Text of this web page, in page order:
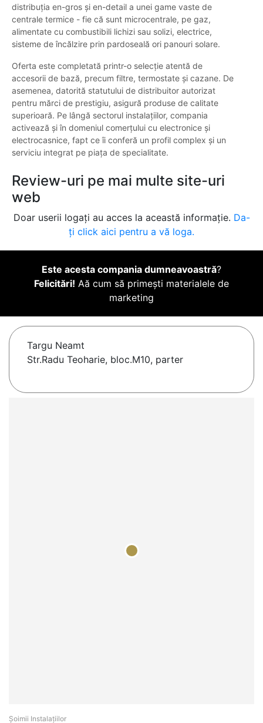
distribuția en-gros și en-detail a unei game vaste de
centrale termice - fie că sunt microcentrale, pe gaz,
alimentate cu combustibili lichizi sau solizi, electrice,
sisteme de încălzire prin pardoseală ori panouri solare.
Oferta este completată printr-o selecție atentă de
accesorii de bază, precum filtre, termostate și cazane. De
asemenea, datorită statutului de distribuitor autorizat
pentru mărci de prestigiu, asigură produse de calitate
superioară. Pe lângă sectorul instalațiilor, compania
activează și în domeniul comerțului cu electronice și
electrocasnice, fapt ce îi conferă un profil complex și un
serviciu integrat pe piața de specialitate.
Review-uri pe mai multe site-uri
web
Doar userii logați au acces la această informație. Da-
ți click aici pentru a vă loga.
Este acesta compania dumneavoastră?
Felicitări! Aă cum să primești materialele de
marketing
Targu Neamt
Str.Radu Teoharie, bloc.M10, parter
Şoimii Instalaţiilor